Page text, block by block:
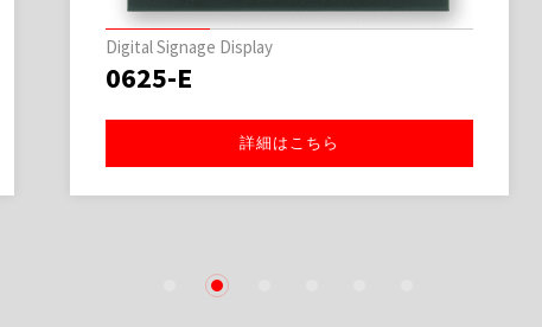
Digital Signage Display
0625-E
詳細はこちら
2